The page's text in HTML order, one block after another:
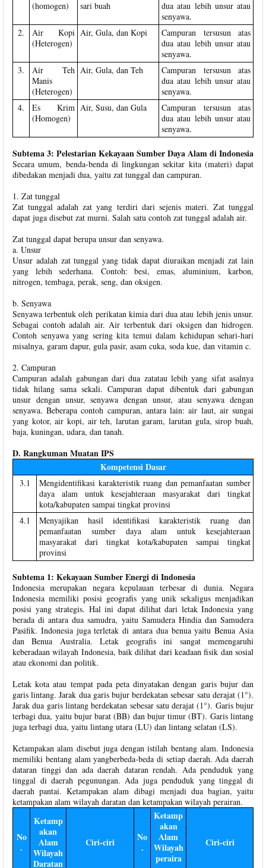
(homogen)
sari buah
dua atau lebih unsur atau
senyawa.
2.
Air Kopi
(Heterogen)
Air, Gula, dan Kopi
Campuran tersusun atas
dua atau lebih unsur atau
senyawa.
3.
Air Teh
Manis
(Heterogen)
Air, Gula, dan Teh
Campuran tersusun atas
dua atau lebih unsur atau
senyawa.
4.
Es Krim
(Homogen)
Air, Susu, dan Gula
Campuran tersusun atas
dua atau lebih unsur atau
senyawa.
Subtema 3: Pelestarian Kekayaan Sumber Daya Alam di Indonesia
Secara umum, benda-benda di lingkungan sekitar kita (materi) dapat
dibedakan menjadi dua, yaitu zat tunggal dan campuran.
1. Zat tunggal
Zat tunggal adalah zat yang terdiri dari sejenis materi. Zat tunggal
dapat juga disebut zat murni. Salah satu contoh zat tunggal adalah air.
Zat tunggal dapat berupa unsur dan senyawa.
a. Unsur
Unsur adalah zat tunggal yang tidak dapat diuraikan menjadi zat lain
yang lebih sederhana. Contoh: besi, emas, aluminium, karbon,
nitrogen, tembaga, perak, seng, dan oksigen.
b. Senyawa
Senyawa terbentuk oleh perikatan kimia dari dua atau lebih jenis unsur.
Sebagai contoh adalah air. Air terbentuk dari oksigen dan hidrogen.
Contoh senyawa yang sering kita temui dalam kehidupan sehari-hari
misalnya, garam dapur, gula pasir, asam cuka, soda kue, dan vitamin c.
2. Campuran
Campuran adalah gabungan dari dua zatatau lebih yang sifat asalnya
tidak hilang sama sekali. Campuran dapat dibentuk dari gabungan
unsur dengan unsur, senyawa dengan unsur, atau senyawa dengan
senyawa. Beberapa contoh campuran, antara lain: air laut, air sungai
yang kotor, air kopi, air teh, larutan garam, larutan gula, sirop buah,
baja, kuningan, udara, dan tanah.
D. Rangkuman Muatan IPS
Kompetensi Dasar
3.1
Mengidentifikasi karakteristik ruang dan pemanfaatan sumber
daya alam untuk kesejahteraan masyarakat dari tingkat
kota/kabupaten sampai tingkat provinsi
4.1
Menyajikan hasil identifikasi karakteristik ruang dan
pemanfaatan sumber daya alam untuk kesejahteraan
masyarakat dari tingkat kota/kabupaten sampai tingkat
provinsi
Subtema 1: Kekayaan Sumber Energi di Indonesia
Indonesia merupakan negara kepulauan terbesar di dunia. Negara
Indonesia memiliki posisi geografis yang unik sekaligus menjadikan
posisi yang strategis. Hal ini dapat dilihat dari letak Indonesia yang
berada di antara dua samudra, yaitu Samudera Hindia dan Samudera
Pasifik. Indonesia juga terletak di antara dua benua yaitu Benua Asia
dan Benua Australia. Letak geografis ini sangat memengaruhi
keberadaan wilayah Indonesia, baik dilihat dari keadaan fisik dan sosial
atau ekonomi dan politik.
Letak kota atau tempat pada peta dinyatakan dengan garis bujur dan
garis lintang. Jarak dua garis bujur berdekatan sebesar satu derajat (1°).
Jarak dua garis lintang berdekatan sebesar satu derajat (1°). Garis bujur
terbagi dua, yaitu bujur barat (BB) dan bujur timur (BT). Garis lintang
juga terbagi dua, yaitu lintang utara (LU) dan lintang selatan (LS).
Ketampakan alam disebut juga dengan istilah bentang alam. Indonesia
memiliki bentang alam yangberbeda-beda di setiap daerah. Ada daerah
dataran tinggi dan ada daerah dataran rendah. Ada penduduk yang
tinggal di daerah pegunungan. Ada juga penduduk yang tinggal di
daerah pantai. Ketampakan alam dibagi menjadi dua bagian, yaitu
ketampakan alam wilayah daratan dan ketampakan wilayah perairan.
No
.
Ketamp
akan
Alam
Wilayah
Daratan
Ciri-ciri
No
.
Ketamp
akan
Alam
Wilayah
peraira
Ciri-ciri